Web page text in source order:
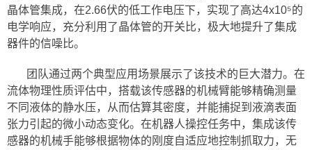
晶体管集成，在2.66伏的低工作电压下，实现了高达4x10⁵的
电学响应，充分利用了晶体管的开关比，极大地提升了集成
器件的信噪比。
团队通过两个典型应用场景展示了该技术的巨大潜力。在
流体物理性质评估中，搭载该传感器的机械臂能够精确测量
不同液体的静水压，从而估算其密度，并能捕捉到液滴表面
张力引起的微小动态变化。在机器人操控任务中，集成该传
感器的机械手能够根据物体的刚度自适应地控制抓取力，无